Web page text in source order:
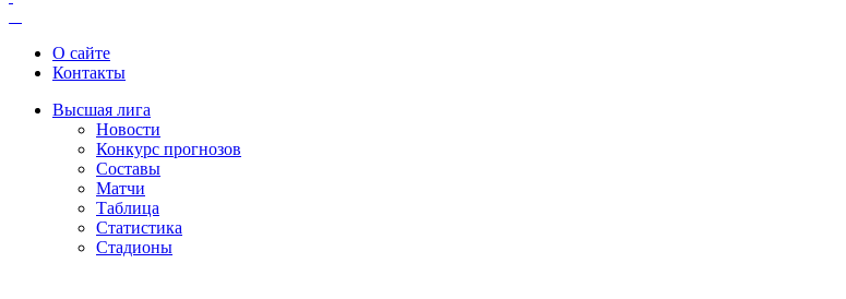
О сайте
Контакты
Высшая лига
Новости
Конкурс прогнозов
Составы
Матчи
Таблица
Статистика
Стадионы